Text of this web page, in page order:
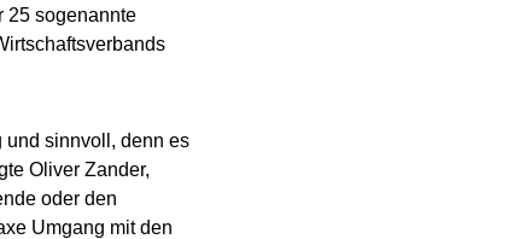
25 sogenannte
und sinnvoll, denn es
Oliver Zander,
oder den
Umgang mit den